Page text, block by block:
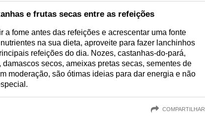
e frutas secas entre as refeições
a fome antes das refeições e acrescentar uma fonte
na sua dieta, aproveite para fazer lanchinhos
refeições do dia. Nozes, castanhas-do-pará,
secos, ameixas pretas secas, sementes de
moderação, são ótimas ideias para dar energia e não
COMPARTILHAR